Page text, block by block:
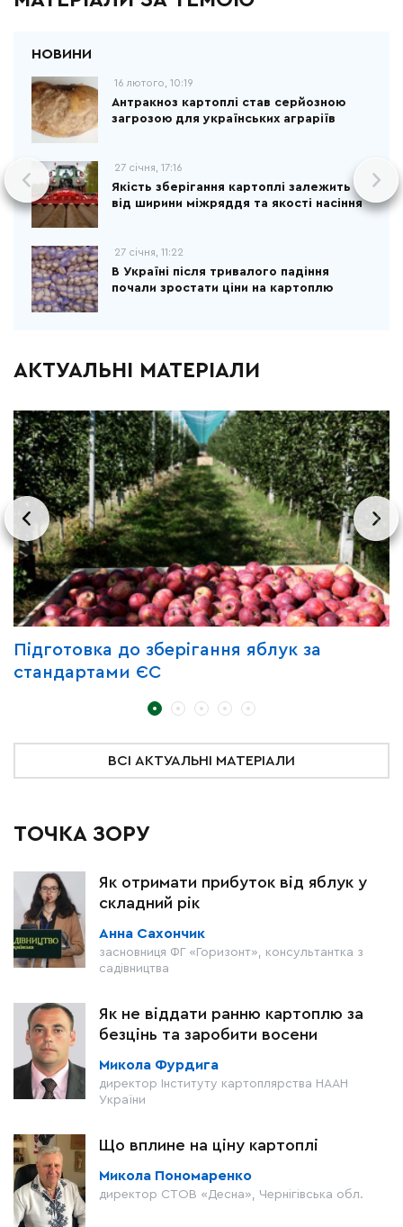
16 лютого, 10:19
Антракноз картоплі став серйозною
загрозою для українських аграріїв
27 січня, 17:16
Якість зберігання картоплі залежить
від ширини міжряддя та якості насіння
27 січня, 11:22
В Україні після тривалого падіння
почали зростати ціни на картоплю
АКТУАЛЬНІ МАТЕРІАЛИ
Підготовка до зберігання яблук за
стандартами ЄС
ВСІ АКТУАЛЬНІ МАТЕРІАЛИ
ТОЧКА ЗОРУ
Як отримати прибуток від яблук у
складний рік
Анна Сахончик
засновниця ФГ «Горизонт», консультантка з
садівництва
Як не віддати ранню картоплю за
безцінь та заробити восени
Микола Фурдига
директор Інституту картоплярства НААН
України
Що вплине на ціну картоплі
Микола Пономаренко
директор СТОВ «Десна», Чернігівська обл.